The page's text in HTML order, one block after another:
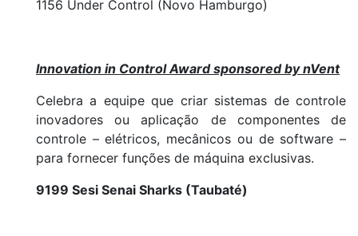
1156 Under Control (Novo Hamburgo)
Innovation in Control Award sponsored by nVent
Celebra a equipe que criar sistemas de controle
inovadores ou aplicação de componentes de
controle – elétricos, mecânicos ou de software –
para fornecer funções de máquina exclusivas.
9199 Sesi Senai Sharks (Taubaté)